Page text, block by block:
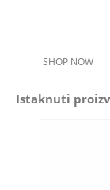
SHOP NOW
Istaknuti